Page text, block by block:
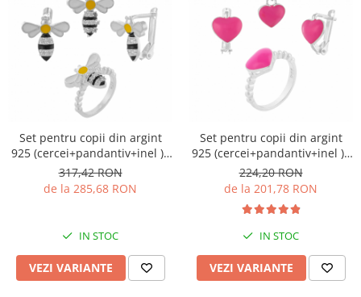
Set pentru copii din argint
925 (cercei+pandantiv+inel ) ,
Piatra : email, Culoare :
multicolor , Sonis Silver
317,42 RON
de la 285,68 RON
IN STOC
VEZI VARIANTE
Set pentru copii din argint
925 (cercei+pandantiv+inel ) ,
Piatra : email, Culoare : roz ,
Sonis Silver
224,20 RON
de la 201,78 RON
IN STOC
VEZI VARIANTE